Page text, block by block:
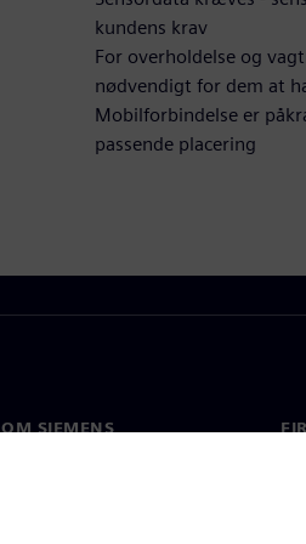
kundens krav
For overholdelse og
nødvendigt for dem at
Mobilforbindelse er
passende placering
OM SIEMENS